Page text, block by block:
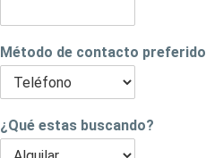
Método de contacto preferido
¿Qué estas buscando?